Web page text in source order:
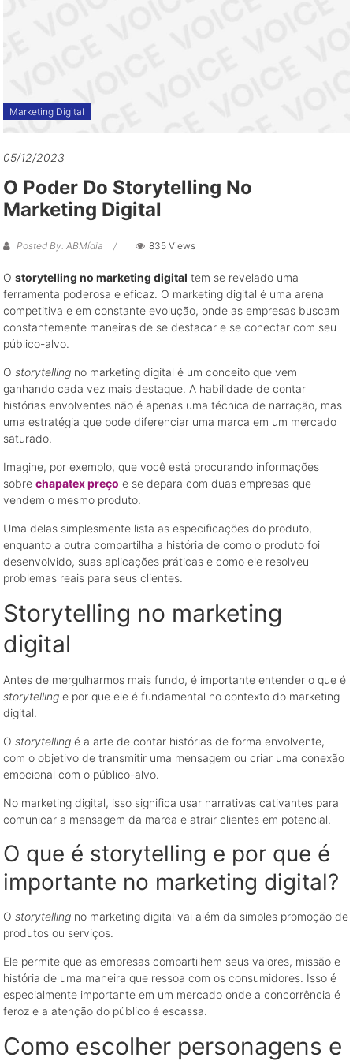
Marketing Digital
05/12/2023
O Poder Do Storytelling No
Marketing Digital
Posted By: ABMídia 835 Views
Ostorytelling no marketing digital tem se revelado uma
ferramenta poderosa e eficaz. O marketing digital é uma arena
competitiva e em constante evolução, onde as empresas buscam
constantemente maneiras de se destacar e se conectar com seu
público-alvo.
Ostorytelling no marketing digital é um conceito que vem
ganhando cada vez mais destaque. A habilidade de contar
histórias envolventes não é apenas uma técnica de narração, mas
uma estratégia que pode diferenciar uma marca em um mercado
saturado.
Imagine, por exemplo, que você está procurando informações
sobrechapatex preço e se depara com duas empresas que
vendem o mesmo produto.
Uma delas simplesmente lista as especificações do produto,
enquanto a outra compartilha a história de como o produto foi
desenvolvido, suas aplicações práticas e como ele resolveu
problemas reais para seus clientes.
Storytelling no marketing
digital
Antes de mergulharmos mais fundo, é importante entender o que é
storytellinge por que ele é fundamental no contexto do marketing
digital.
Ostorytellingé a arte de contar histórias de forma envolvente,
com o objetivo de transmitir uma mensagem ou criar uma conexão
emocional com o público-alvo.
No marketing digital, isso significa usar narrativas cativantes para
comunicar a mensagem da marca e atrair clientes em potencial.
O que é storytelling e por que é
importante no marketing digital?
Ostorytelling no marketing digital vai além da simples promoção de
produtos ou serviços.
Ele permite que as empresas compartilhem seus valores, missão e
história de uma maneira que ressoa com os consumidores. Isso é
especialmente importante em um mercado onde a concorrência é
feroz e a atenção do público é escassa.
Como escolher personagens e